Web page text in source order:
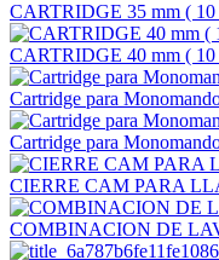
CARTRIDGE 35 mm (
CARTRIDGE 40 mm (
Cartridge para
Cartridge para
CIERRE CAM PARA
COMBINACION DE